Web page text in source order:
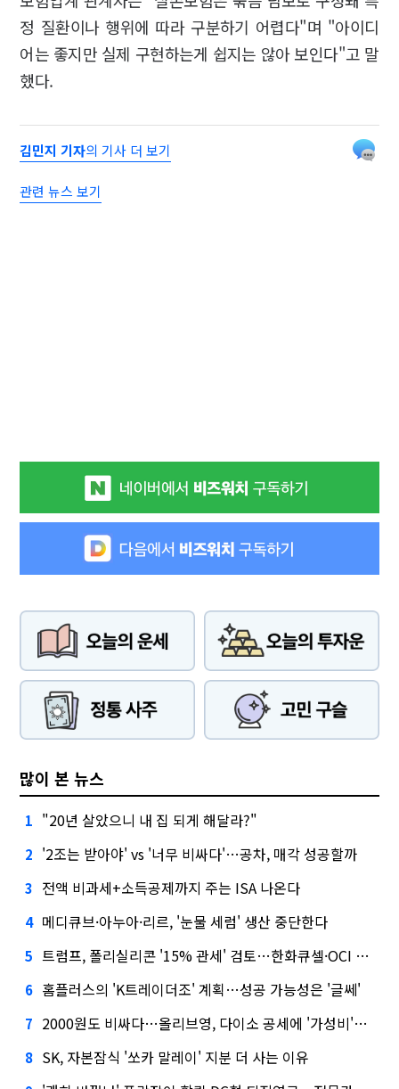
정 질환이나 행위에 따라 구분하기 어렵다"며 "아이디
어는 좋지만 실제 구현하는게 쉽지는 않아 보인다"고 말
했다.
김민지 기자의 기사 더 보기
관련 뉴스 보기
많이 본 뉴스
1 "20년 살았으니 내 집 되게 해달라?"
2 '2조는 받아야' vs '너무 비싸다'…공차, 매각 성공할까
3 전액 비과세+소득공제까지 주는 ISA 나온다
4 메디큐브·아누아·리르, '눈물 세럼' 생산 중단한다
5 트럼프, 폴리실리콘 '15% 관세' 검토…한화큐셀·OCI 영향은?
6 홈플러스의 'K트레이더조' 계획…성공 가능성은 '글쎄'
7 2000원도 비싸다…올리브영, 다이소 공세에 '가성비'로 맞불
8 SK, 자본잠식 '쏘카 말레이' 지분 더 사는 이유